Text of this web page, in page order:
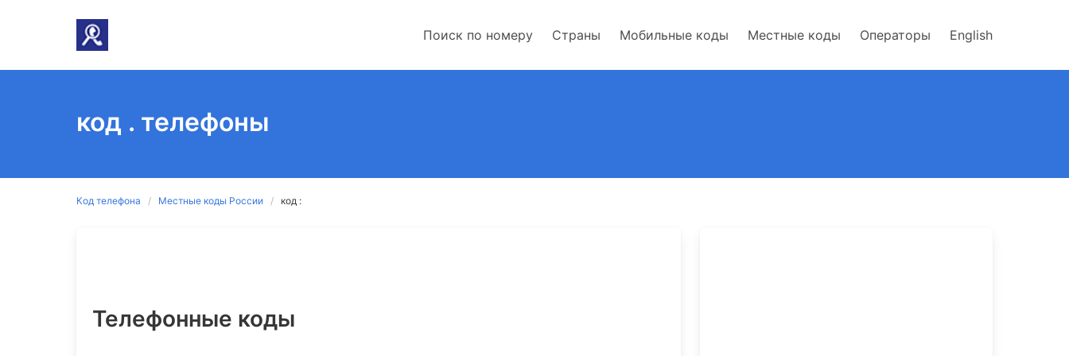
Поиск по номеру Страны Мобильные коды Местные коды Операторы English
код . телефоны
Код телефона Местные коды России код :
Телефонные коды